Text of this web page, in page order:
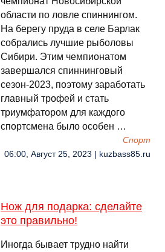
области по ловле спиннингом.
На берегу пруда в селе Барлак
собрались лучшие рыболовы
Сибири. Этим чемпионатом
завершался спиннинговый
сезон-2023, поэтому заработать
главный трофей и стать
триумфатором для каждого
спортсмена было особен …
Спорт
06:00, Август 25, 2023 | kuzbass85.ru
Нож для подарка: сделайте
это правильно!
Иногда бывает трудно найти